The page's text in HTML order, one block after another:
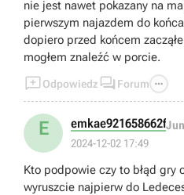
nie jest nawet pokazany na
pierwszym najazdem do
dopiero przed końcem
mogłem znaleźć w porcie.
Odpowiedz  Forum 
E emkae921658662f
2024-12-02 17:49
Kto podpowie czy to błąd gry
wyruszcie najpierw do Ledecestrescire z Sigurdem